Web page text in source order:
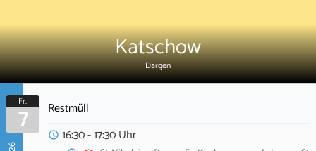
Katschow
Dargen
Fr.
7
Restmüll
16:30 - 17:30 Uhr